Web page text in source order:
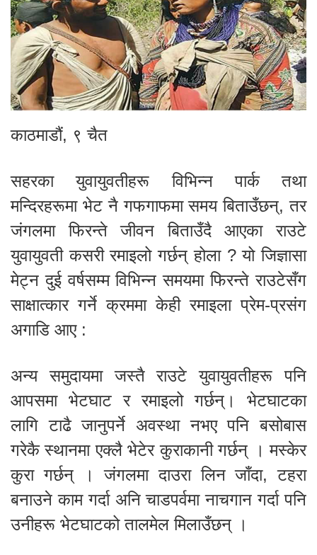
काठमाडौं, ९ चैत
सहरका युवायुवतीहरू विभिन्न पार्क तथा
मन्दिरहरूमा भेट नै गफगाफमा समय बिताउँछन्, तर
जंगलमा फिरन्ते जीवन बिताउँदै आएका राउटे
युवायुवती कसरी रमाइलो गर्छन् होला ? यो जिज्ञासा
मेट्न दुई वर्षसम्म विभिन्न समयमा फिरन्ते राउटेसँग
साक्षात्कार गर्ने क्रममा केही रमाइला प्रेम-प्रसंग
अगाडि आए :
अन्य समुदायमा जस्तै राउटे युवायुवतीहरू पनि
आपसमा भेटघाट र रमाइलो गर्छन्। भेटघाटका
लागि टाढै जानुपर्ने अवस्था नभए पनि बसोबास
गरेकै स्थानमा एक्लै भेटेर कुराकानी गर्छन् । मस्केर
कुरा गर्छन् । जंगलमा दाउरा लिन जाँदा, टहरा
बनाउने काम गर्दा अनि चाडपर्वमा नाचगान गर्दा पनि
उनीहरू भेटघाटको तालमेल मिलाउँछन् ।